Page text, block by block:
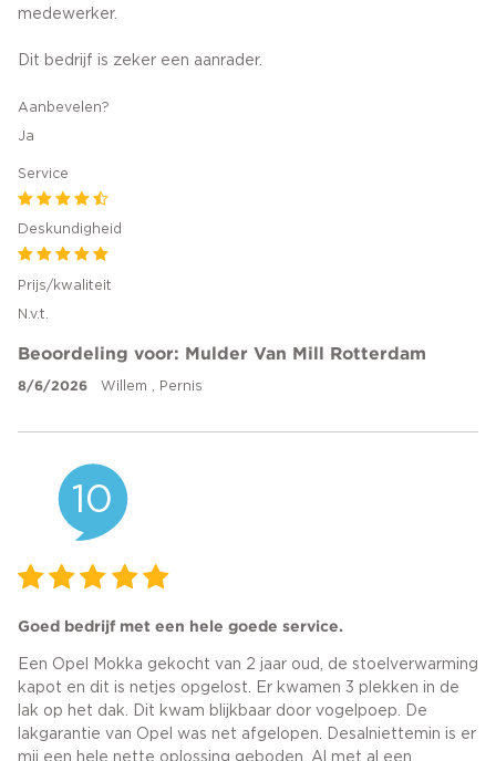
medewerker.
Dit bedrijf is zeker een aanrader.
Aanbevelen?
Ja
Service
Deskundigheid
Prijs/kwaliteit
N.v.t.
Beoordeling voor: Mulder Van Mill Rotterdam
8/6/2026 Willem , Pernis
10
Goed bedrijf met een hele goede service.
Een Opel Mokka gekocht van 2 jaar oud, de stoelverwarming
kapot en dit is netjes opgelost. Er kwamen 3 plekken in de
lak op het dak. Dit kwam blijkbaar door vogelpoep. De
lakgarantie van Opel was net afgelopen. Desalniettemin is er
mij een hele nette oplossing geboden. Al met al een